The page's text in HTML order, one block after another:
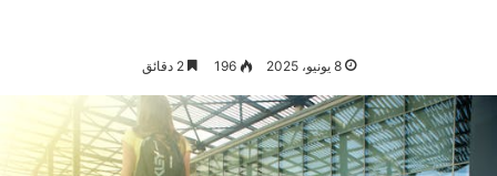
8 يونيو، 2025 196 2 دقائق